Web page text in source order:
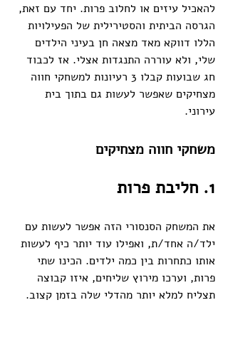
להאכיל עיזים או לחלוב פרות. יחד עם זאת,
הגרסה הביתית והסטירילית של הפעילויות
הללו דווקא מאד מצאה חן בעיני הילדים
שלי, ולא עוררה התנגדות אצלי. אז לכבוד
חג שבועות קבלו 3 רעיונות למשחקי חווה
מצחיקים שאפשר לעשות גם בתוך בית
עירוני.
משחקי חווה מצחיקים
1. חליבת פרות
את המשחק הסנסורי הזה אפשר לעשות עם
ילד/ה אחד/ת, ואפילו עוד יותר כיף לעשות
אותו כתחרות בין כמה ילדים. הכינו שתי
פרות, וערכו מירוץ שליחים, איזו קבוצה
תצליח למלא יותר מהדלי שלה בזמן קצוב.